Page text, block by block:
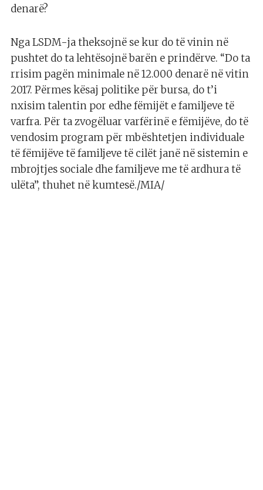
denarë?
Nga LSDM-ja theksojnë se kur do të vinin në
pushtet do ta lehtësojnë barën e prindërve. “Do ta
rrisim pagën minimale në 12.000 denarë në vitin
2017. Përmes kësaj politike për bursa, do t’i
nxisim talentin por edhe fëmijët e familjeve të
varfra. Për ta zvogëluar varfërinë e fëmijëve, do të
vendosim program për mbështetjen individuale
të fëmijëve të familjeve të cilët janë në sistemin e
mbrojtjes sociale dhe familjeve me të ardhura të
ulëta”, thuhet në kumtesë./MIA/